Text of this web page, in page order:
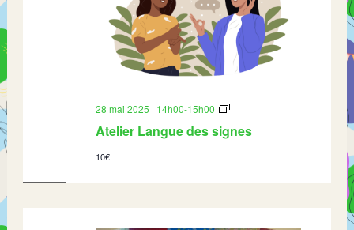
Atelier Langue des signes
28 mai 2025 | 14h00-15h00
Atelier
des
10€